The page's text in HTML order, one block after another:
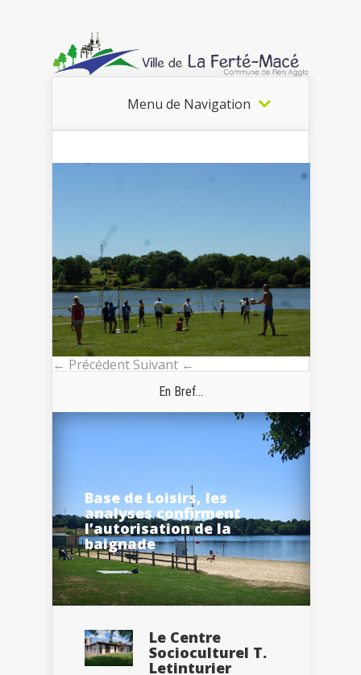
Menu de Navigation
← Précédent Suivant ←
En Bref...
Base de Loisirs, les
analyses confirment
l’autorisation de la
baignade
Le Centre
Socioculturel T.
Letinturier